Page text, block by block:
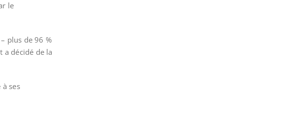
le
plus de 96 %
a décidé de la
ses